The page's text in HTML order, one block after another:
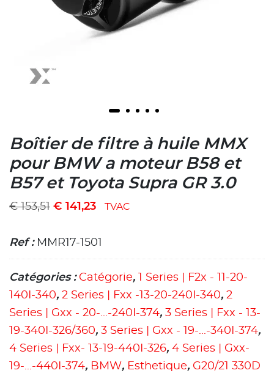
Boîtier de filtre à huile MMX
pour BMW a moteur B58 et
B57 et Toyota Supra GR 3.0
€153,51 € 141,23 TVAC
Ref : MMR17-1501
Catégories : Catégorie,
1 Series | F2x - 11-20-
140I-340, 2 Series | Fxx -13-20-240I-340, 2
Series | Gxx - 20-...-240I-374, 3 Series | Fxx - 13-
19-340I-326/360, 3 Series | Gxx - 19-...-340I-374,
4 Series | Fxx- 13-19-440I-326, 4 Series | Gxx-
19-...-440I-374, BMW, Esthetique, G20/21 330D